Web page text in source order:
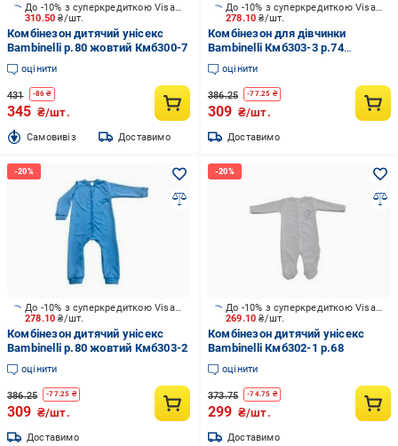
310.50₴/шт.
До -10% з суперкредиткою Visa Вигода
Комбінезон дитячий унісекс
Bambinelli р.80 жовтий Кмб300-7
оцінити
431 -86 ₴
345 ₴/шт.
Cамовивіз Доставимо
278.10₴/шт.
До -10% з суперкредиткою Visa Вигода
Комбінезон для дівчинки
Bambinelli Кмб303-3 р.74
Кмб303-3
оцінити
386.25 -77.25 ₴
309 ₴/шт.
Доставимо
278.10₴/шт.
До -10% з суперкредиткою Visa Вигода
Комбінезон дитячий унісекс
Bambinelli р.80 жовтий Кмб303-2
оцінити
386.25 -77.25 ₴
309 ₴/шт.
Доставимо
269.10₴/шт.
До -10% з суперкредиткою Visa Вигода
Комбінезон дитячий унісекс
Bambinelli Кмб302-1 р.68
оцінити
373.75 -74.75 ₴
299 ₴/шт.
Доставимо